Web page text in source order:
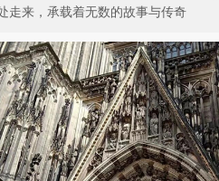
走来，承载着无数的故事与传奇